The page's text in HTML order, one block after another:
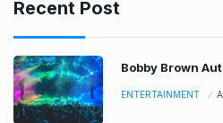
Recent Post
Bobby Brown
ENTERTAINMENT